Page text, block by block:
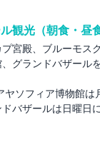
観光（朝食・昼
宮殿、ブルーモス
グランドバザール
ヤソフィア博物館は
バザールは日曜日